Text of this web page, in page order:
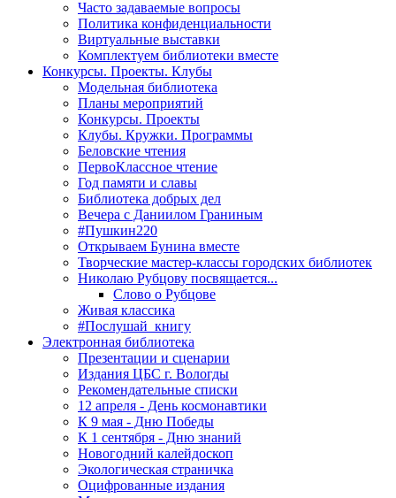
Часто задаваемые вопросы
Политика конфиденциальности
Виртуальные выставки
Комплектуем библиотеки вместе
Конкурсы. Проекты. Клубы
Модельная библиотека
Планы мероприятий
Конкурсы. Проекты
Клубы. Кружки. Программы
Беловские чтения
ПервоКлассное чтение
Год памяти и славы
Библиотека добрых дел
Вечера с Даниилом Граниным
#Пушкин220
Открываем Бунина вместе
Творческие мастер-классы городских библиотек
Николаю Рубцову посвящается...
Слово о Рубцове
Живая классика
#Послушай_книгу
Электронная библиотека
Презентации и сценарии
Издания ЦБС г. Вологды
Рекомендательные списки
12 апреля - День космонавтики
К 9 мая - Дню Победы
К 1 сентября - Дню знаний
Новогодний калейдоскоп
Экологическая страничка
Оцифрованные издания